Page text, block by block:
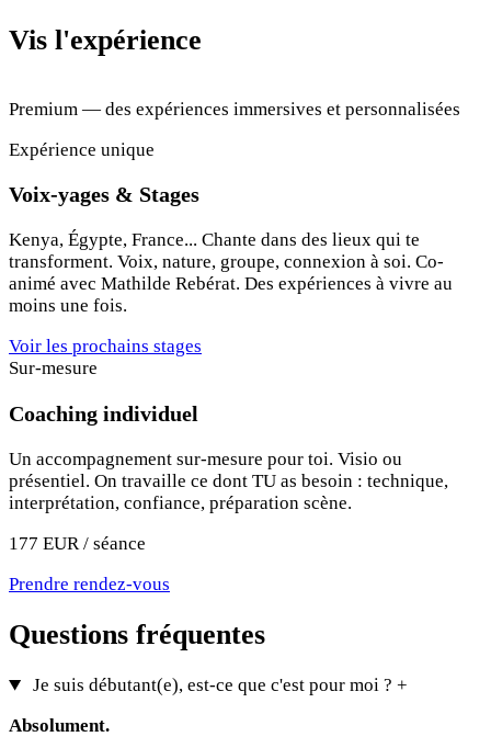
Vis l'expérience
Premium — des expériences immersives et personnalisées
Expérience unique
Voix-yages & Stages
Kenya, Égypte, France... Chante dans des lieux qui te
transforment. Voix, nature, groupe, connexion à soi. Co-
animé avec Mathilde Rebérat. Des expériences à vivre au
moins une fois.
Voir les prochains stages
Sur-mesure
Coaching individuel
Un accompagnement sur-mesure pour toi. Visio ou
présentiel. On travaille ce dont TU as besoin : technique,
interprétation, confiance, préparation scène.
177 EUR / séance
Prendre rendez-vous
Questions fréquentes
Je suis débutant(e), est-ce que c'est pour moi ?+
Absolument.